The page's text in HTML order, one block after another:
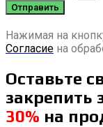
Отправить
Нажимая на
Согласие на
Оставьте
закрепить
30% на